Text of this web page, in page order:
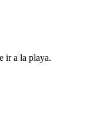
ir a la playa.